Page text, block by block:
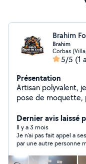
Brahim
Brahim
Corbas
5/5 (1
Présentation
Artisan polyvalent,
pose de moquette,
bricolage. Travail
Dernier avis laissé
Il y a 3 mois
Je n’ai pas fait appel a
par une autre personne
merci.